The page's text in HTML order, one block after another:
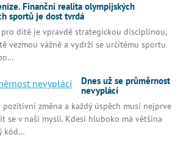
Finanční realita olympijských
sportů je dost tvrdá
dítě je vpravdě strategickou disciplínou,
vezmou vážně a vydrží se určitému sportu
Dnes už se průměrnost
nevyplácí
pozitivní změna a každý úspěch musí nejprve
se v naší mysli. Kdesi hluboko má většina
kód…